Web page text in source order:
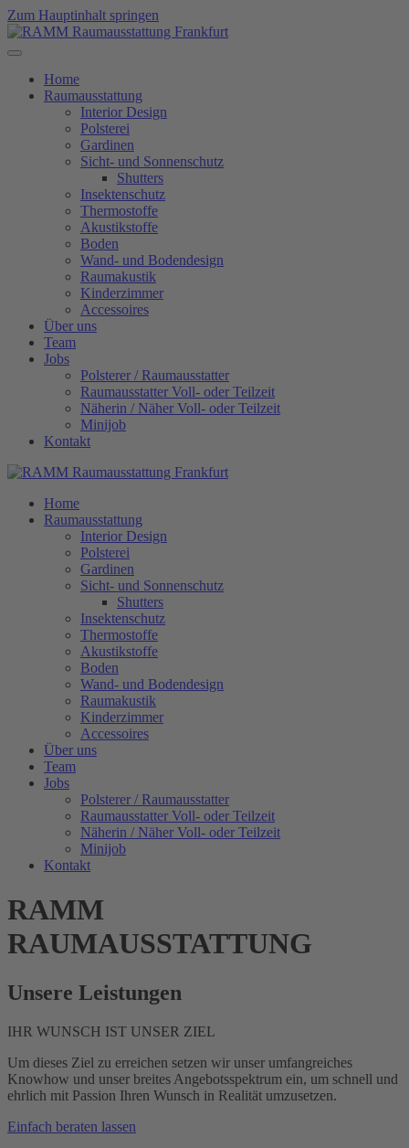
Zum Hauptinhalt springen
Home
Raumausstattung
Interior Design
Polsterei
Gardinen
Sicht- und Sonnenschutz
Shutters
Insektenschutz
Thermostoffe
Akustikstoffe
Boden
Wand- und Bodendesign
Raumakustik
Kinderzimmer
Accessoires
Über uns
Team
Jobs
Polsterer / Raumausstatter
Raumausstatter Voll- oder Teilzeit
Näherin / Näher Voll- oder Teilzeit
Minijob
Kontakt
Home
Raumausstattung
Interior Design
Polsterei
Gardinen
Sicht- und Sonnenschutz
Shutters
Insektenschutz
Thermostoffe
Akustikstoffe
Boden
Wand- und Bodendesign
Raumakustik
Kinderzimmer
Accessoires
Über uns
Team
Jobs
Polsterer / Raumausstatter
Raumausstatter Voll- oder Teilzeit
Näherin / Näher Voll- oder Teilzeit
Minijob
Kontakt
RAMM
RAUMAUS­STATTUNG
Unsere Leistungen
IHR WUNSCH IST UNSER ZIEL
Um dieses Ziel zu erreichen setzen wir unser umfangreiches
Knowhow und unser breites Angebotsspektrum ein, um schnell und
ehrlich mit Passion Ihren Wunsch in Realität umzusetzen.
Einfach beraten lassen